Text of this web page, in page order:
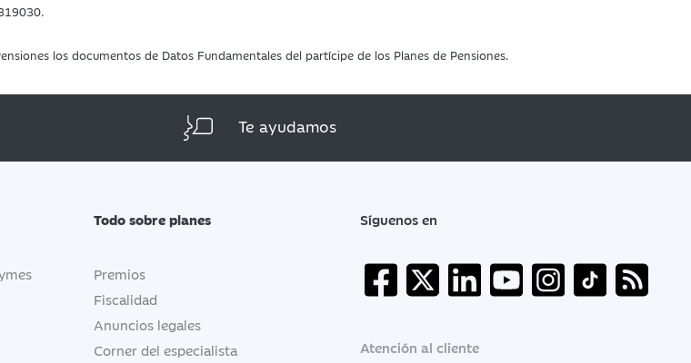
los documentos de Datos Fundamentales del partícipe de los Planes de Pensiones.
Te ayudamos
Todo sobre planes
Premios
Fiscalidad
Anuncios legales
Corner del especialista
Síguenos en
Atención al cliente